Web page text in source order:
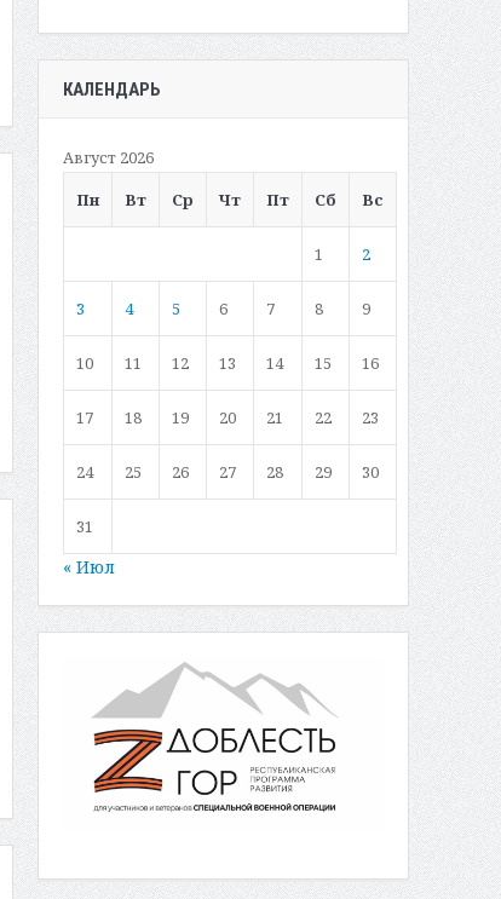
КАЛЕНДАРЬ
Август 2026
Пн
Вт Ср Чт Пт Сб Вс
1 2
3 4 5 6 7 8 9
10 11 12 13 14 15 16
17 18 19 20 21 22 23
24 25 26 27 28 29 30
31
« Июл